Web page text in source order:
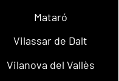
Mataró
Vilassar de Dalt
Vilanova del Vallès